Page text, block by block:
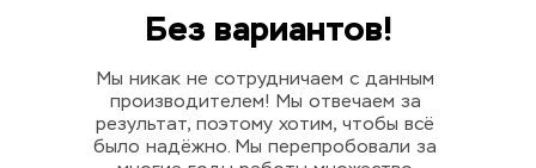
Без вариантов!
Мы никак не сотрудничаем с данным
производителем! Мы отвечаем за
результат, поэтому хотим, чтобы всё
было надёжно. Мы перепробовали за